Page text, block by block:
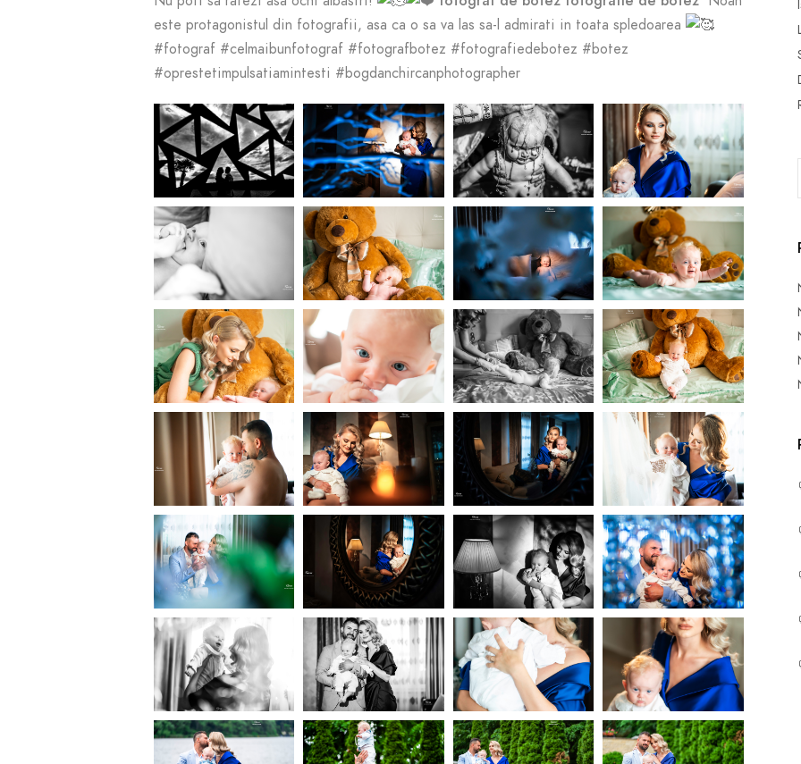
este protagonistul din fotografii, asa ca o sa va las sa-l admirati in toata spledoarea
#fotograf #celmaibunfotograf #fotografbotez #fotografiedebotez #botez
#oprestetimpulsatiamintesti #bogdanchircanphotographer